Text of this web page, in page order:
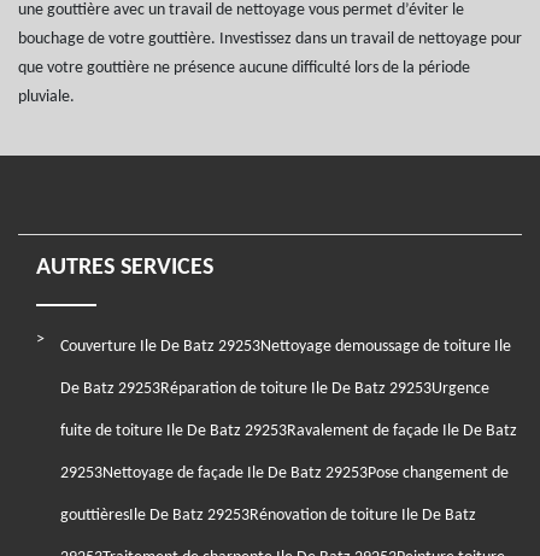
une gouttière avec un travail de nettoyage vous permet d’éviter le
bouchage de votre gouttière. Investissez dans un travail de nettoyage pour
que votre gouttière ne présence aucune difficulté lors de la période
pluviale.
AUTRES SERVICES
Couverture Ile De Batz 29253Nettoyage demoussage de toiture Ile
De Batz 29253Réparation de toiture Ile De Batz 29253Urgence
fuite de toiture Ile De Batz 29253Ravalement de façade Ile De Batz
29253Nettoyage de façade Ile De Batz 29253Pose changement de
gouttièresIle De Batz 29253Rénovation de toiture Ile De Batz